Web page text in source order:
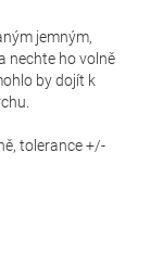
jemným,
nechte ho volně
by dojít k
tolerance +/-